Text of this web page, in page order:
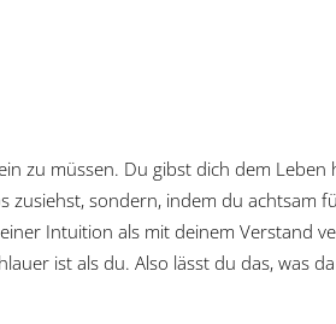
zu müssen. Du gibst dich dem Leben
sondern, indem du achtsam
Intuition als mit deinem Verstand
ist als du. Also lässt du das, was